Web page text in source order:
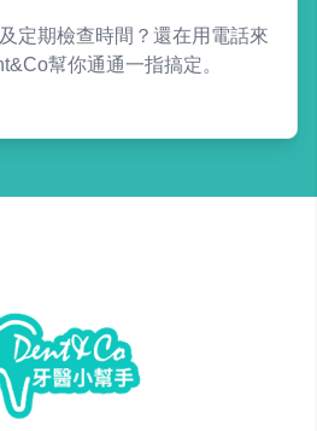
定期檢查時間？還在用電話來
幫你通通一指搞定。